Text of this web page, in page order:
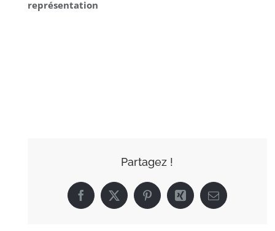
représentation
Partagez !
Facebook
X PinterestXing Email